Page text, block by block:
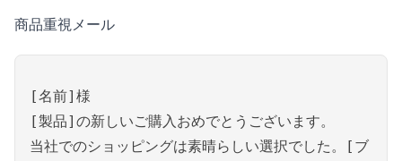
商品重視メール
[名前]様
[製品]の新しいご購入おめでとうございます。
当社でのショッピングは素晴らしい選択でした。[ブ